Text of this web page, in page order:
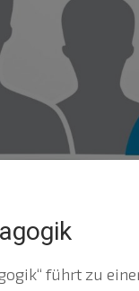
führt zu